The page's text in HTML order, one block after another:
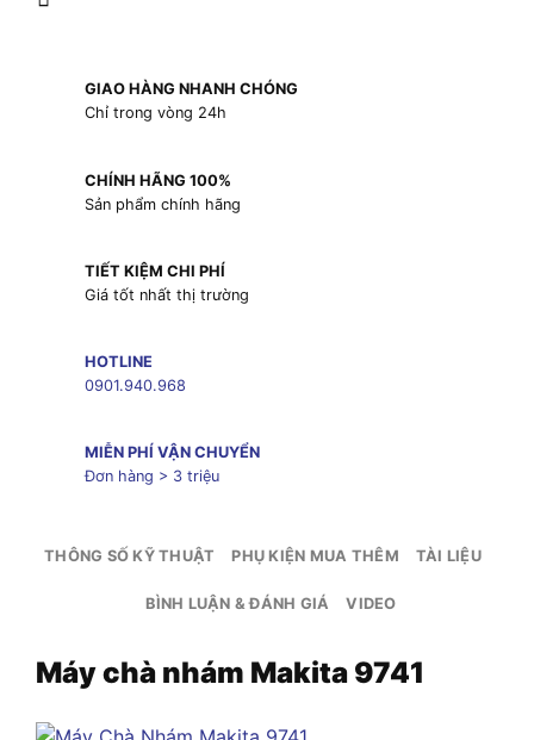
GIAO HÀNG NHANH CHÓNG
Chỉ trong vòng 24h
CHÍNH HÃNG 100%
Sản phẩm chính hãng
TIẾT KIỆM CHI PHÍ
Giá tốt nhất thị trường
HOTLINE
0901.940.968
MIỄN PHÍ VẬN CHUYỂN
Đơn hàng > 3 triệu
THÔNG SỐ KỸ THUẬT PHỤ KIỆN MUA THÊM TÀI LIỆU
BÌNH LUẬN & ĐÁNH GIÁ VIDEO
Máy chà nhám Makita 9741